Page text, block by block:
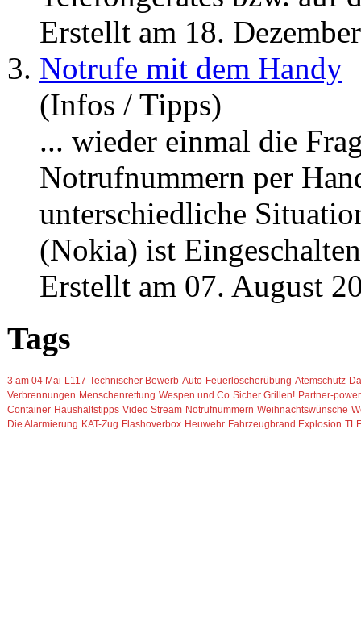
Erstellt am 18.
3. Notrufe mit dem Handy
(Infos / Tipps)
... wieder einmal die
Notrufnummern per
unterschiedliche
(Nokia) ist
Erstellt am 07. August
Tags
3 am 04 Mai L117 Technischer Bewerb Auto Feuerlöscherübung Atemschutz
Verbrennungen Menschenrettung Wespen und Co Sicher Grillen! Partner-
Container Haushaltstipps Video Stream Notrufnummern Weihnachtswünsche
Die Alarmierung KAT-Zug Flashoverbox Heuwehr Fahrzeugbrand Explosion